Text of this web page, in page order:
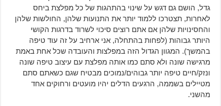
גדל, הושם גם דגש על שינוי בהתהגות של כל מפלצת ביחס
לאחרות, תצטרכו ללמוד יותר את התנועות שלהן, החולשות שלהן
והחסינויות שלהן אם אתם רוצים סיכוי לשרוד בדרגות הקושי
היותר גבוהות (לפחות בהתחלה, אני ארחיב על זה עוד טיפה
בהמשך). המגוון הגדול הזה במפלצות והעובדה שכל אחת באמת
מרגישה שונה ולא סתם כמו אותה מפלצת עם עיצוב טיפה שונה
ונזק/חיים טיפה יותר גבוהים/נמוכים מבטיח שגם כשאתם סתם
מטיילים בשממה, הרגעים הדלים יהיו מועטים ורחוקים אחד
מהשני.